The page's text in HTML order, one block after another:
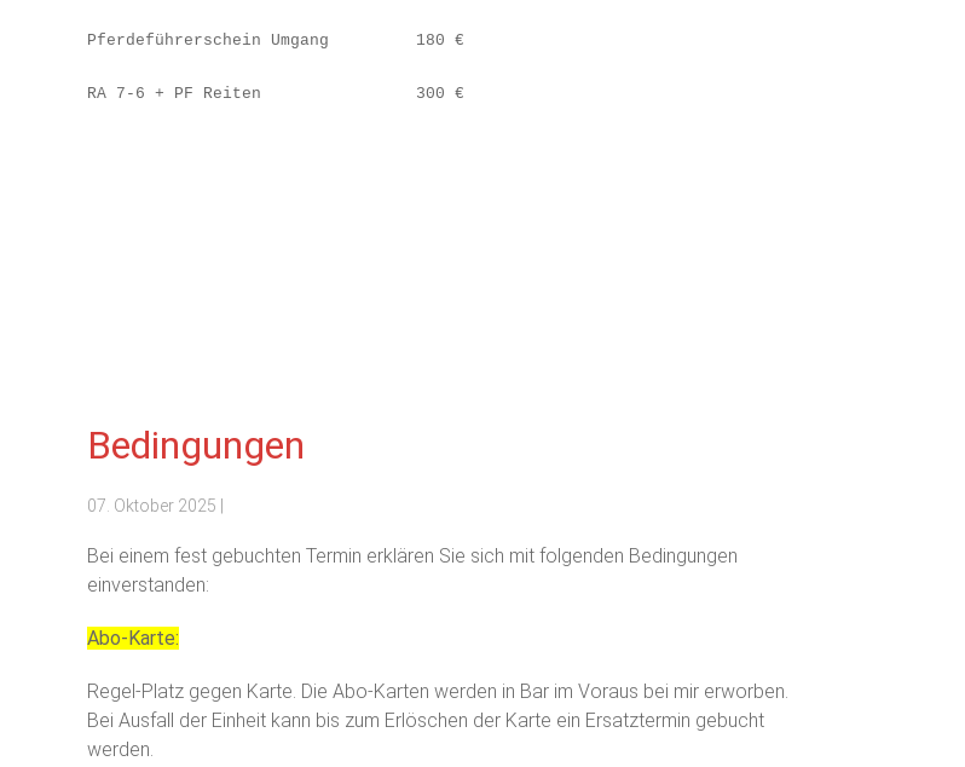
Pferdeführerschein Umgang 180 €
RA 7-6 + PF Reiten 300 €
Bedingungen
07. Oktober 2025
Bei einem fest gebuchten Termin erklären Sie sich mit folgenden Bedingungen
einverstanden:
Abo-Karte:
Regel-Platz gegen Karte. Die Abo-Karten werden in Bar im Voraus bei mir erworben.
Bei Ausfall der Einheit kann bis zum Erlöschen der Karte ein Ersatztermin gebucht
werden.